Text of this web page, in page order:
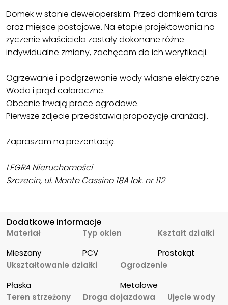
Domek w stanie deweloperskim. Przed domkiem taras
oraz miejsce postojowe. Na etapie projektowania na
życzenie właściciela zostały dokonane różne
indywidualne zmiany, zachęcam do ich weryfikacji.
Ogrzewanie i podgrzewanie wody własne elektryczne.
Woda i prąd całoroczne.
Obecnie trwają prace ogrodowe.
Pierwsze zdjęcie przedstawia propozycję aranżacji.
Zapraszam na prezentację.
LEGRA Nieruchomości
Szczecin, ul. Monte Cassino 18A lok. nr 112
Dodatkowe informacje
Materiał
Mieszany
Typ okien
PCV
Kształt działki
Prostokąt
Ukształtowanie działki
Płaska
Ogrodzenie
Metalowe
Teren strzeżony
Droga dojazdowa
Ujęcie wody